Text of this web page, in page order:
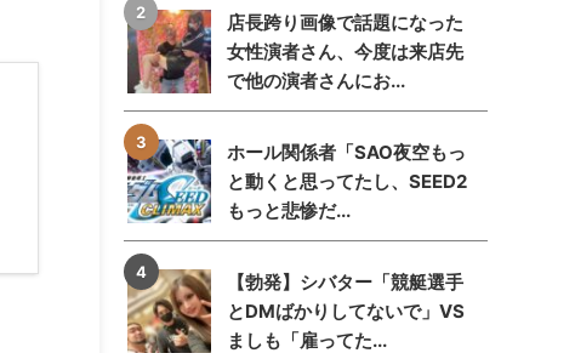
店長跨り画像で話題になった
女性演者さん、今度は来店先
で他の演者さんにお...
ホール関係者「SAO夜空もっ
と動くと思ってたし、SEED2
もっと悲惨だ...
【勃発】シバター「競艇選手
とDMばかりしてないで」VS
ましも「雇ってた...